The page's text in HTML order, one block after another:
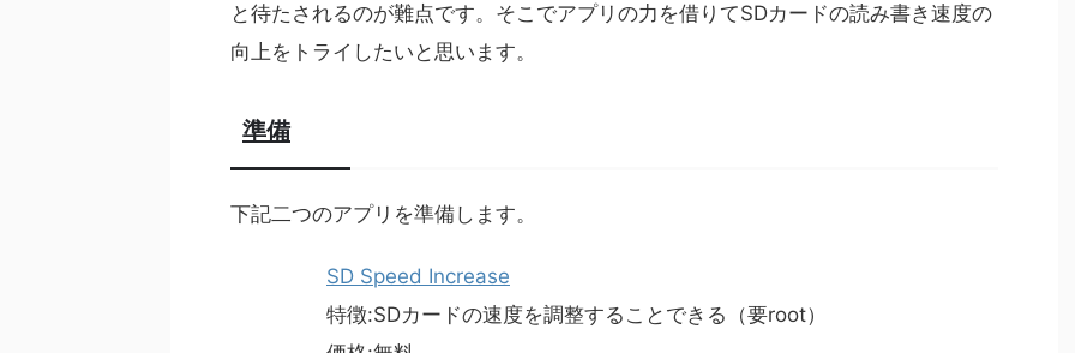
と待たされるのが難点です。そこでアプリの力を借りてSDカードの読み書き速度の
向上をトライしたいと思います。
準備
下記二つのアプリを準備します。
SD Speed Increase
特徴:SDカードの速度を調整することできる（要root）